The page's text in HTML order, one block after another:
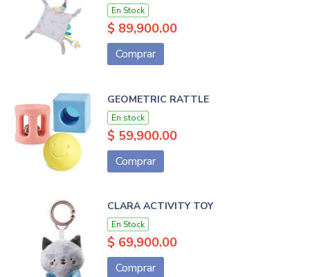
En Stock
$ 89,900.00
Comprar
GEOMETRIC RATTLE
En stock
$ 59,900.00
Comprar
CLARA ACTIVITY TOY
En Stock
$ 69,900.00
Comprar